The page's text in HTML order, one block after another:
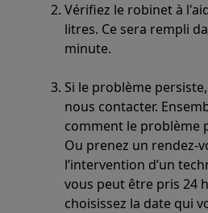
Vérifiez le robinet à
litres. Ce sera rempli
minute.
Si le problème
nous contacter.
comment le problème
Ou prenez un rendez-
l’intervention d’un
vous peut être pris 24
choisissez la date qui